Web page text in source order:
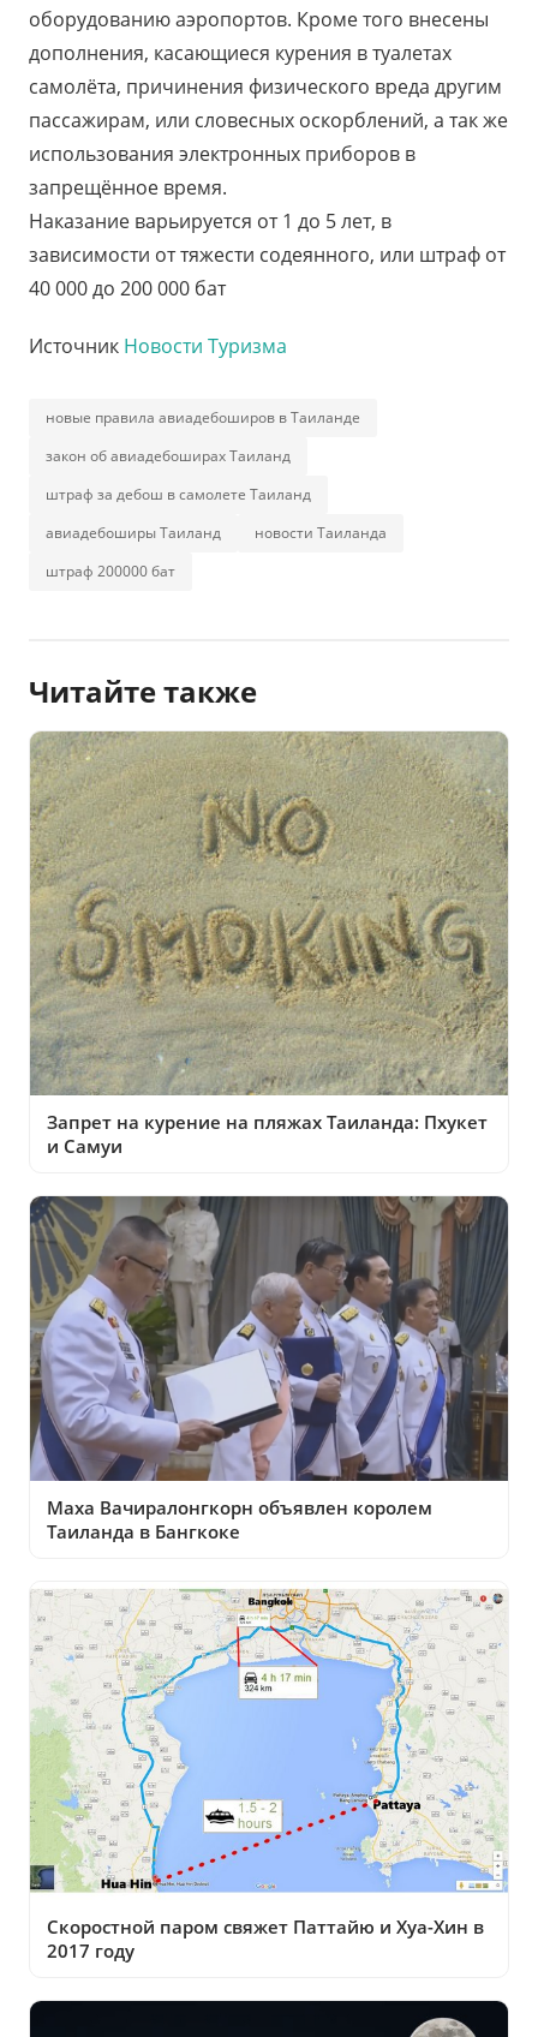
оборудованию аэропортов. Кроме того внесены
дополнения, касающиеся курения в туалетах
самолёта, причинения физического вреда другим
пассажирам, или словесных оскорблений, а так же
использования электронных приборов в
запрещённое время.
Наказание варьируется от 1 до 5 лет, в
зависимости от тяжести содеянного, или штраф от
40 000 до 200 000 бат
Источник Новости Туризма
новые правила авиадебоширов в Таиланде
закон об авиадебоширах Таиланд
штраф за дебош в самолете Таиланд
авиадебоширы Таиланд
новости Таиланда
штраф 200000 бат
Читайте также
Запрет на курение на пляжах Таиланда: Пхукет
и Самуи
Маха Вачиралонгкорн объявлен королем
Таиланда в Бангкоке
Скоростной паром свяжет Паттайю и Хуа-Хин в
2017 году